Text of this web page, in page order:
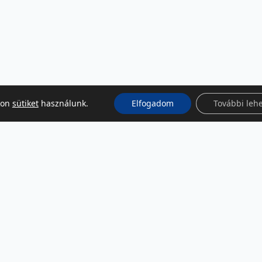
sütikethasználunk. Elfogadom További